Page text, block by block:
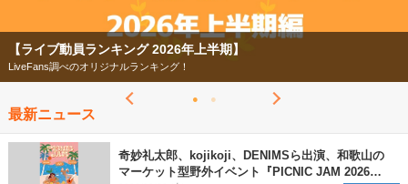
【ライブ動員ランキング 2026年上半期】
LiveFans調べのオリジナルランキング！
最新ニュース
奇妙礼太郎、kojikoji、DENIMSら出演、和歌山の
マーケット型野外イベント『PICNIC JAM 2026』